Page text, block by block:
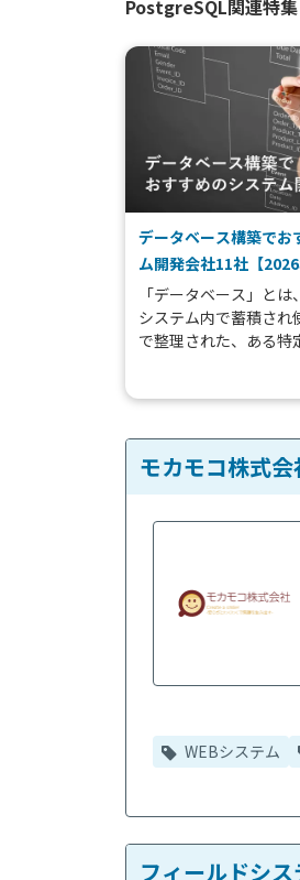
PostgreSQL関連特集
データベース構築でお
ム開発会社11社【2026
「データベース」と
システム内で蓄積され
で整理された、ある特
モカモコ株式会
WEBシステム
フィールドシ